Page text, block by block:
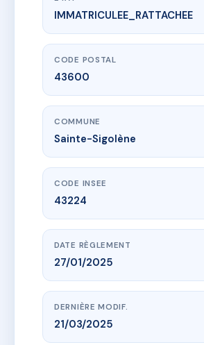
www.vme.plus/AJ1263342
8 ROUTE DE PEYRELAS
8 Route de Peyrelas
IMMATRICULEE_RATTACHEE
CODE POSTAL
43600
COMMUNE
Sainte-Sigolène
CODE INSEE
43224
DATE RÈGLEMENT
27/01/2025
DERNIÈRE MODIF.
21/03/2025